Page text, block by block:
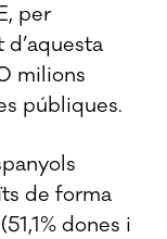
per
milions
públiques.
de forma
dones i